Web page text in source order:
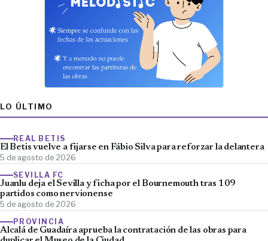
LO ÚLTIMO
REAL BETIS
El Betis vuelve a fijarse en Fábio Silva para reforzar la delantera
5 de agosto de 2026
SEVILLA FC
Juanlu deja el Sevilla y ficha por el Bournemouth tras 109
partidos como nervionense
5 de agosto de 2026
PROVINCIA
Alcalá de Guadaíra aprueba la contratación de las obras para